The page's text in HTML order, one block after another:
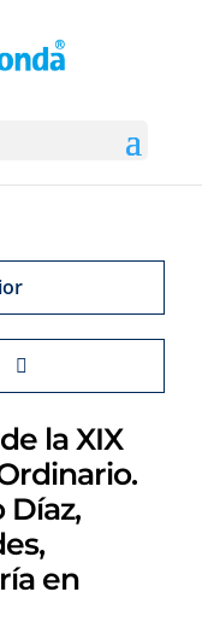
la XIX
Díaz,
en